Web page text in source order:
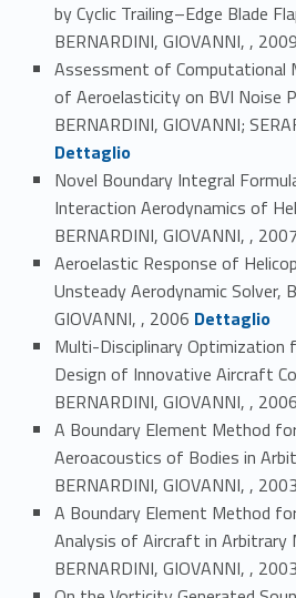
by Cyclic Trailing–Edge Blade
BERNARDINI, GIOVANNI, , 2009
Assessment of
of Aeroelasticity on BVI Noise
BERNARDINI, GIOVANNI;
Dettaglio
Novel Boundary Integral
Interaction Aerodynamics of
BERNARDINI, GIOVANNI, , 2007
Aeroelastic Response of
Unsteady Aerodynamic Solver,
GIOVANNI, , 2006 Link identifier #identifier_person_186762-67
Dettaglio
Multi-Disciplinary Optimization
Design of Innovative Aircraft
BERNARDINI, GIOVANNI, , 2006
A Boundary Element Method
Aeroacoustics of Bodies in
BERNARDINI, GIOVANNI, , 2003
A Boundary Element Method
Analysis of Aircraft in Arbitrary
BERNARDINI, GIOVANNI, , 2003